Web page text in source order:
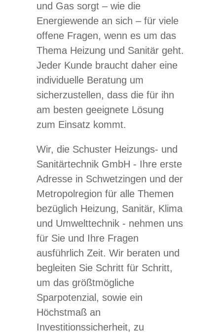
und Gas sorgt – wie die
Energiewende an sich – für viele
offene Fragen, wenn es um das
Thema Heizung und Sanitär geht.
Jeder Kunde braucht daher eine
individuelle Beratung um
sicherzustellen, dass die für ihn
am besten geeignete Lösung
zum Einsatz kommt.
Wir, die Schuster Heizungs- und
Sanitärtechnik GmbH - Ihre erste
Adresse in Schwetzingen und der
Metropolregion für alle Themen
bezüglich Heizung, Sanitär, Klima
und Umwelttechnik - nehmen uns
für Sie und Ihre Fragen
ausführlich Zeit. Wir beraten und
begleiten Sie Schritt für Schritt,
um das größtmögliche
Sparpotenzial, sowie ein
Höchstmaß an
Investitionssicherheit, zu